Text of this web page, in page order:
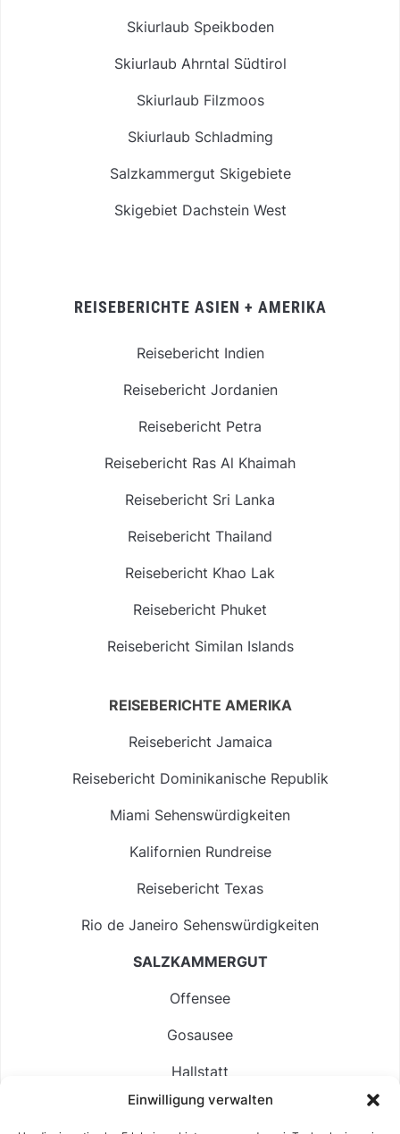
Einwilligung verwalten
Skiurlaub Speikboden
Skiurlaub Ahrntal Südtirol
Skiurlaub Filzmoos
Skiurlaub Schladming
Salzkammergut Skigebiete
Skigebiet Dachstein West
REISEBERICHTE ASIEN + AMERIKA
Reisebericht Indien
Reisebericht Jordanien
Reisebericht Petra
Reisebericht Ras Al Khaimah
Reisebericht Sri Lanka
Reisebericht Thailand
Reisebericht Khao Lak
Reisebericht Phuket
Reisebericht Similan Islands
REISEBERICHTE AMERIKA
Reisebericht Jamaica
Reisebericht Dominikanische Republik
Miami Sehenswürdigkeiten
Kalifornien Rundreise
Reisebericht Texas
Rio de Janeiro Sehenswürdigkeiten
SALZKAMMERGUT
Offensee
Gosausee
Hallstatt
Langbathsee